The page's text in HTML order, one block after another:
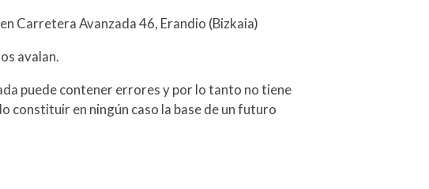
Carretera Avanzada 46, Erandio (Bizkaia)
avalan.
puede contener errores y por lo tanto no tiene
constituir en ningún caso la base de un futuro